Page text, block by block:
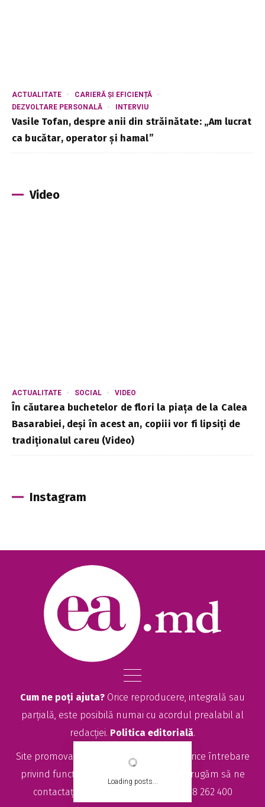
Loading posts...
ACTUALITATE
CARIERĂ ȘI EFICIENȚĂ
DEZVOLTARE PERSONALĂ
INTERVIU
Vasile Tofan, despre anii din străinătate: „Am lucrat
ca bucătar, operator și hamal”
Video
ACTUALITATE SOCIAL VIDEO
În căutarea buchetelor de flori la piața de la Calea
Basarabiei, deși în acest an, copiii vor fi lipsiți de
tradiționalul careu (Video)
Instagram
Cum ne poți ajuta? Orice reproducere, integrală sau
parțială, este posibilă numai cu acordul prealabil al
redacției. Politica editorială.
Site promovat de seolitte.com
. Pentru orice întrebare
privind funcționarea site-ului EA.md, vă rugăm să ne
contactați la
sau +373 78 262 400